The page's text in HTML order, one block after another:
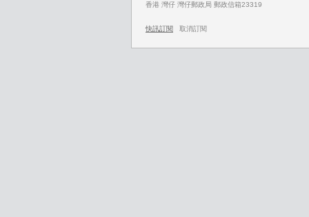
香港 灣仔 灣仔郵政局 郵政信箱23319
快訊訂閱 取消訂閱